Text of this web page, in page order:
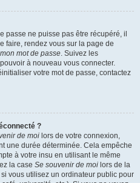
passe ne puisse pas être récupéré, il
faire, rendez vous sur la page de
mot de passe. Suivez les
à nouveau vous connecter.
votre mot de passe, contactez
?
de moi lors de votre connexion,
une durée déterminée. Cela empêche
à votre insu en utilisant le même
la case Se souvenir de moi lors de la
vous utilisez un ordinateur public pour